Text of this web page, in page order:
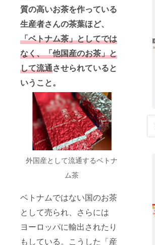
質の高いお茶を作っている
生産者さんの茶葉ほど、
「ベトナム茶」としてでは
なく、「他国産のお茶」と
して流通させられていると
いうこと。
外国産として流通するベトナ
ム茶
ベトナムではない国のお茶
として売られ、さらには
ヨーロッパに輸出されたり
もしている。こうした「産